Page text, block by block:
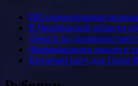
ИИ спроектировал
В Челябинской области
Деньги на дорожные
Фармкомпании вошли в
Крупный патч для Ghost